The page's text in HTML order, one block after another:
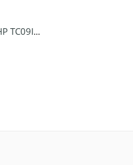
Máy Lạnh Casper Inverter 1 HP TC09IS36